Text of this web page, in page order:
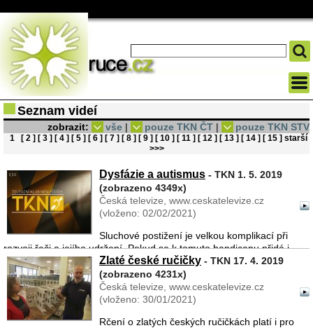
Seznam videí
zobrazit: vše | pouze TKN ČT | pouze TKN STV
1 [ 2 ] [ 3 ] [ 4 ] [ 5 ] [ 6 ] [ 7 ] [ 8 ] [ 9 ] [ 10 ] [ 11 ] [ 12 ] [ 13 ] [ 14 ] [ 15 ] starší
>>>
Dysfázie a autismus - TKN 1. 5. 2019
(zobrazeno 4349x)
Česká televize, www.ceskatelevize.cz
(vloženo: 02/02/2021)
Sluchové postižení je velkou komplikací při
rozvoji řeči a jejího udržení. Pokud se k tomuto handicapu přidá i
další, například dysfázie nebo autismus, je situace pro
komunikaci ještě těžší. Víme, že znakový jazyk je jednou ...
Zlaté české ručičky - TKN 17. 4. 2019
(zobrazeno 4231x)
Česká televize, www.ceskatelevize.cz
(vloženo: 30/01/2021)
Rčení o zlatých českých ručičkách platí i pro